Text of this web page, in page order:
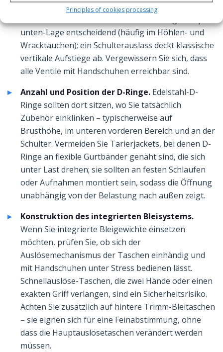
Principles of cookies processing
beim Entlüften in unterschiedlichen Lagen. Ein
unten-Lage entscheidend (häufig im Höhlen- und
Wracktauchen); ein Schulterauslass deckt klassische
vertikale Aufstiege ab. Vergewissern Sie sich, dass
alle Ventile mit Handschuhen erreichbar sind.
Anzahl und Position der D-Ringe.Edelstahl-D-
Ringe sollten dort sitzen, wo Sie tatsächlich
Zubehör einklinken – typischerweise auf
Brusthöhe, im unteren vorderen Bereich und an der
Schulter. Vermeiden Sie Tarierjackets, bei denen D-
Ringe an flexible Gurtbänder genäht sind, die sich
unter Last drehen; sie sollten an festen Schlaufen
oder Aufnahmen montiert sein, sodass die Öffnung
unabhängig von der Belastung nach außen zeigt.
Konstruktion des integrierten Bleisystems.
Wenn Sie integrierte Bleigewichte einsetzen
möchten, prüfen Sie, ob sich der
Auslösemechanismus der Taschen einhändig und
mit Handschuhen unter Stress bedienen lässt.
Schnellauslöse-Taschen, die zwei Hände oder einen
exakten Griff verlangen, sind ein Sicherheitsrisiko.
Achten Sie zusätzlich auf hintere Trimm-Bleitaschen
– sie eignen sich für eine Feinabstimmung, ohne
dass die Hauptauslösetaschen verändert werden
müssen.